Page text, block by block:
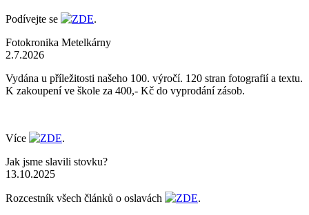
Podívejte se ZDE.
Fotokronika Metelkárny
2.7.2026
Vydána u příležitosti našeho 100. výročí. 120 stran fotografií a textu.
K zakoupení ve škole za 400,- Kč do vyprodání zásob.
Více ZDE.
Jak jsme slavili stovku?
13.10.2025
Rozcestník všech článků o oslavách ZDE.